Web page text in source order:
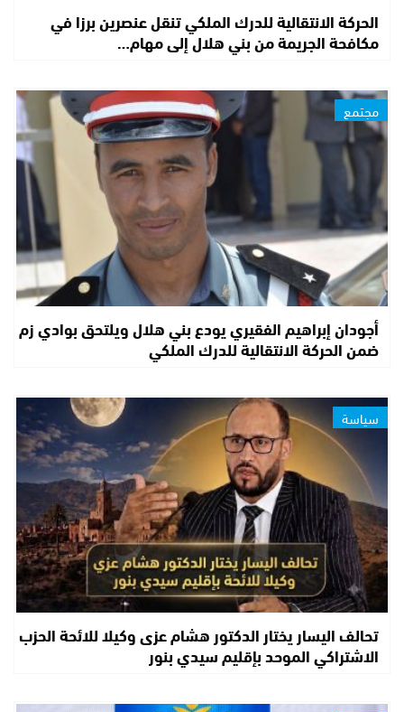
الحركة الانتقالية للدرك الملكي تنقل عنصرين برزا في
مكافحة الجريمة من بني هلال إلى مهام…
مجتمع
أجودان إبراهيم الفقيري يودع بني هلال ويلتحق بوادي زم
ضمن الحركة الانتقالية للدرك الملكي
سياسة
تحالف اليسار يختار الدكتور هشام عزى وكيلا للائحة الحزب
الاشتراكي الموحد بإقليم سيدي بنور